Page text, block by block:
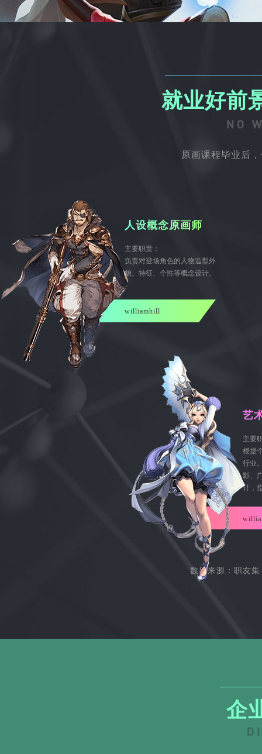
就业好前
原画课程毕业后
人设概念原画师
主要职责：
负责对登场角色的人物造型外
貌、特征、个性等概念设计。
williamhill
艺
主要
根据
行业
影、
计，
数据来源：职友
企